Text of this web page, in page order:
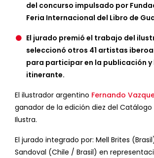
del concurso impulsado por
Feria Internacional del Libro de
El jurado premió el trabajo del
seleccionó otros 41 artistas
para participar en la publicación y
itinerante.
El ilustrador argentino Fernando
ganador de la edición diez del
Ilustra.
El jurado integrado por: Mell Brites
Sandoval (Chile / Brasil) en